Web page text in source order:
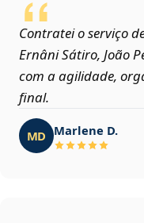
Contratei o serviço
Ernâni Sátiro, João
com a agilidade,
final.
MD Marlene D.